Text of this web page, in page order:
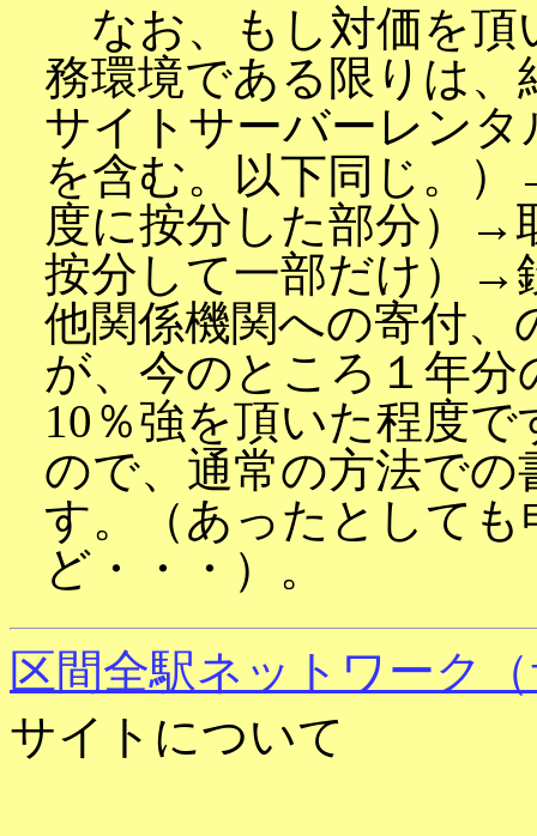
なお、もし対価を頂
務環境である限りは
サイトサーバーレン
を含む。以下同じ。
度に按分した部分）→
按分して一部だけ）→
他関係機関への寄付
が、今のところ１年
10％強を頂いた程度
ので、通常の方法で
す。（あったとして
ど・・・）。
区間全駅ネットワーク
サイトについて